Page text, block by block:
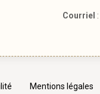
Courriel :
Mentions légales